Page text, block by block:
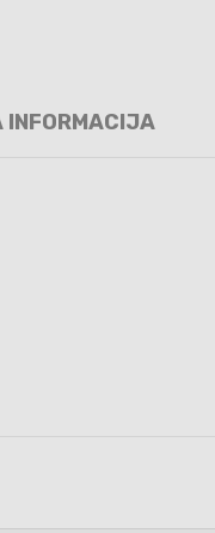
INFORMACIJA